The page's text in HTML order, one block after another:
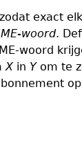
exact
woord.
woord
Xin Yom te